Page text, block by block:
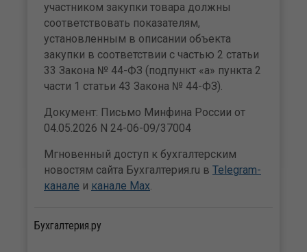
участником закупки товара должны
соответствовать показателям,
установленным в описании объекта
закупки в соответствии с частью 2 статьи
33 Закона № 44-ФЗ (подпункт «а» пункта 2
части 1 статьи 43 Закона № 44-ФЗ).
Документ: Письмо Минфина России от
04.05.2026 N 24-06-09/37004
Мгновенный доступ к бухгалтерским
новостям сайта Бухгалтерия.ru в Telegram-
канале и канале Max.
Бухгалтерия.ру